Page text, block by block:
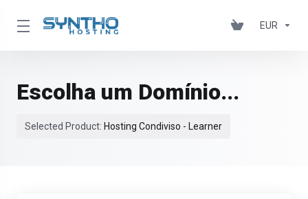
EUR
Escolha um Domínio...
Selected Product: Hosting Condiviso - Learner